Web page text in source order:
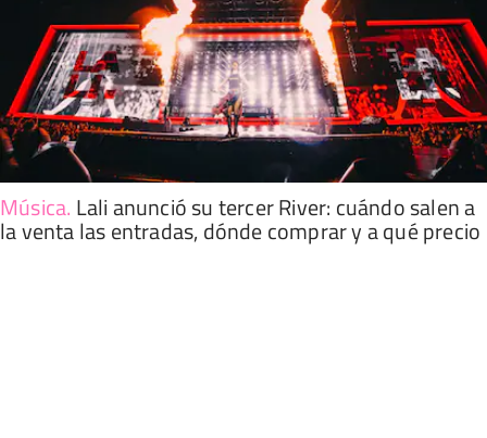
Música. Lali anunció su tercer River: cuándo salen a
la venta las entradas, dónde comprar y a qué precio